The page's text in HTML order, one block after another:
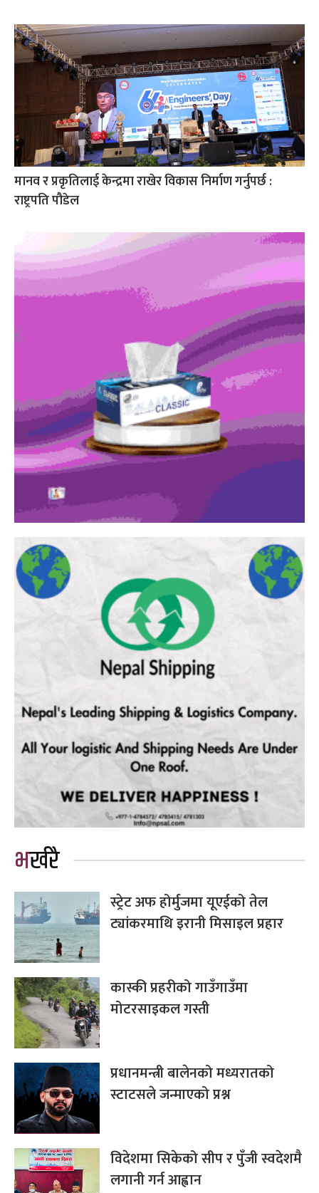
मानव र प्रकृतिलाई केन्द्रमा राखेर विकास निर्माण गर्नुपर्छ :
राष्ट्रपति पौडेल
भर्खरै
स्ट्रेट अफ होर्मुजमा यूएईको तेल
ट्यांकरमाथि इरानी मिसाइल प्रहार
कास्की प्रहरीको गाउँगाउँमा
मोटरसाइकल गस्ती
प्रधानमन्त्री बालेनको मध्यरातको
स्टाटसले जन्माएको प्रश्न
विदेशमा सिकेको सीप र पुँजी स्वदेशमै
लगानी गर्न आह्वान